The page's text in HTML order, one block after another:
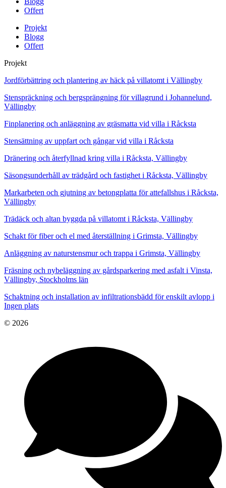
Offert
Projekt
Blogg
Offert
Projekt
Jordförbättring och plantering av häck på villatomt i Vällingby
Stenspräckning och bergsprängning för villagrund i Johannelund,
Vällingby
Finplanering och anläggning av gräsmatta vid villa i Råcksta
Stensättning av uppfart och gångar vid villa i Råcksta
Dränering och återfyllnad kring villa i Råcksta, Vällingby
Säsongsunderhåll av trädgård och fastighet i Råcksta, Vällingby
Markarbeten och gjutning av betongplatta för attefallshus i Råcksta,
Vällingby
Trädäck och altan byggda på villatomt i Råcksta, Vällingby
Schakt för fiber och el med återställning i Grimsta, Vällingby
Anläggning av naturstensmur och trappa i Grimsta, Vällingby
Fräsning och nybeläggning av gårdsparkering med asfalt i Vinsta,
Vällingby, Stockholms län
Schaktning och installation av infiltrationsbädd för enskilt avlopp i
Ingen plats
© 2026